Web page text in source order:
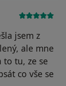
jsem z
ale mne
tu, ze se
co vše se